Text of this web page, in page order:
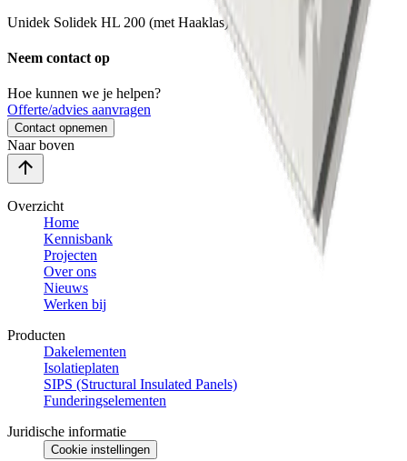
Unidek Solidek HL 200 (met Haaklas)
Neem contact op
Hoe kunnen we je helpen?
Offerte/advies aanvragen
Contact opnemen
Naar boven
Overzicht
Home
Kennisbank
Projecten
Over ons
Nieuws
Werken bij
Producten
Dakelementen
Isolatieplaten
SIPS (Structural Insulated Panels)
Funderingselementen
Juridische informatie
Cookie instellingen